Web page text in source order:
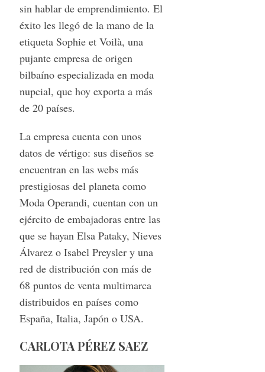
sin hablar de emprendimiento. El
éxito les llegó de la mano de la
etiqueta Sophie et Voilà, una
pujante empresa de origen
bilbaíno especializada en moda
nupcial, que hoy exporta a más
de 20 países.
La empresa cuenta con unos
datos de vértigo: sus diseños se
encuentran en las webs más
prestigiosas del planeta como
Moda Operandi, cuentan con un
ejército de embajadoras entre las
que se hayan Elsa Pataky, Nieves
Álvarez o Isabel Preysler y una
red de distribución con más de
68 puntos de venta multimarca
distribuidos en países como
España, Italia, Japón o USA.
CARLOTA PÉREZ SAEZ